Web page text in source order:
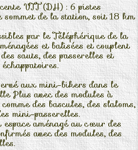
VTT (DH) : 6 pistes
sommet de la station, soit 18 km
par le Téléphérique de la
et balisées et couplent
sauts, des passerelles et
aux mini-bikers dans le
Plus avec des modules à
des bascules, des slaloms,
mini-passerelles.
aménagé au cœur des
avec des modules, des